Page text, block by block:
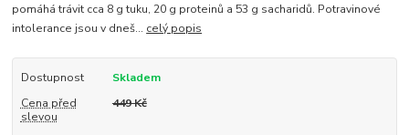
pomáhá trávit cca 8 g tuku, 20 g proteinů a 53 g sacharidů. Potravinové
intolerance jsou v dneš... celý popis
Dostupnost
Skladem
Cena před
slevou
449 Kč